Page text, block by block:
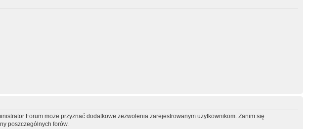
Forum może przyznać dodatkowe zezwolenia zarejestrowanym użytkownikom. Zanim się
poszczególnych forów.